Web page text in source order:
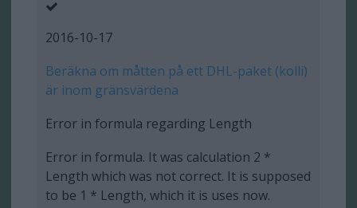
2016-10-17
Beräkna om måtten på ett DHL-paket (kolli)
är inom gränsvärdena
Error in formula regarding Length
Error in formula. It was calculation 2 *
Length which was not correct. It is supposed
to be 1 * Length, which it is uses now.